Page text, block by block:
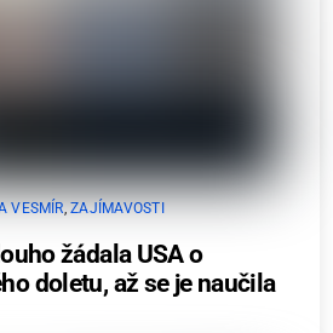
VESMÍR,ZAJÍMAVOSTI
žádala USA o
doletu, až se je naučila